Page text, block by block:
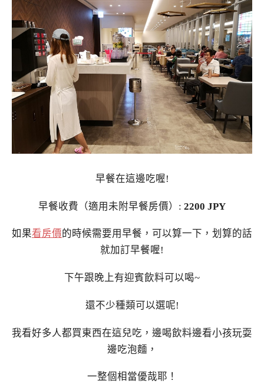
早餐在這邊吃喔!
早餐收費（適用未附早餐房價）: 2200 JPY
如果看房價的時候需要用早餐，可以算一下，划算的話
就加訂早餐喔!
下午跟晚上有迎賓飲料可以喝~
還不少種類可以選呢!
我看好多人都買東西在這兒吃，邊喝飲料邊看小孩玩耍
邊吃泡麵，
一整個相當優哉耶！